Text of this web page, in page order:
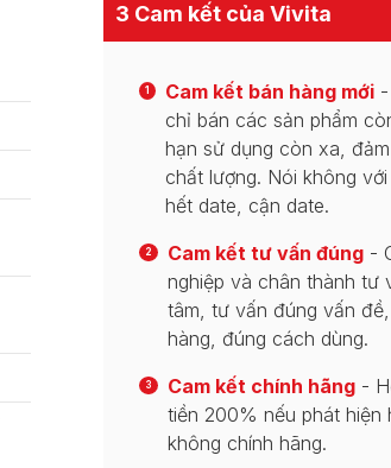
3 Cam kết của Vivita
1 Cam kết bán hàng mới
chỉ bán các sản phẩm
hạn sử dụng còn xa,
chất lượng. Nói không với
hết date, cận date.
2 Cam kết tư vấn đúng -
nghiệp và chân thành tư
tâm, tư vấn đúng vấn
hàng, đúng cách dùng.
3 Cam kết chính hãng -
tiền 200% nếu phát hiện
không chính hãng.